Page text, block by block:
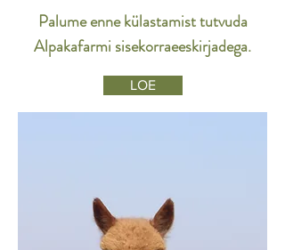
Palume enne külastamist tutvuda
Alpakafarmi sisekorraeeskirjadega.
LOE